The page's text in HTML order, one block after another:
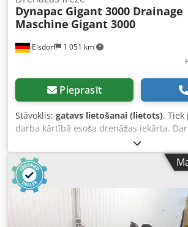
Elsdorf 1 051 km
Dynapac Gigant 3000 Drainage
Maschine Gigant 3000
Pieprasīt
Stāvoklis: gatavs lietošanai (lietots),
darba kārtībā esoša drenāžas iekārta.
aptuveni 2 m. Pārvietošanās sistēmai ir
vismaz 80% no sākotnējās jaudas.
lāzerkontroli Moba, bet lāzers
Pārdodam, jo iegādājāmies jaunu iekārtu.
nekādi tehniski defekti. Dwsdpfxezkvd Do